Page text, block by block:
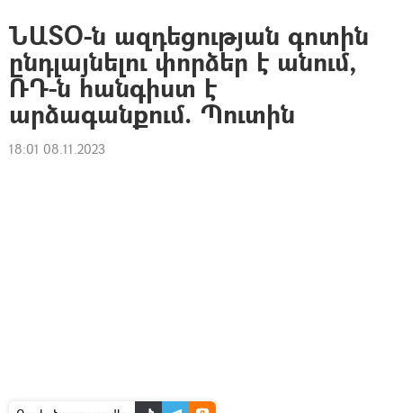
ՆԱՏՕ-ն ազդեցության գոտին
ընդլայնելու փորձեր է անում,
ՌԴ-ն հանգիստ է
արձագանքում. Պուտին
18:01 08.11.2023